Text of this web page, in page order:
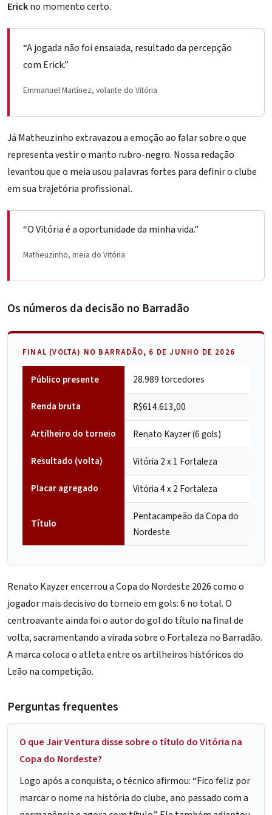
Erickno momento certo.
“A jogada não foi ensaiada, resultado da percepção
com Erick.”
Emmanuel Martínez, volante do Vitória
Já Matheuzinhoextravazou a emoção ao falar sobre o que
representa vestir o manto rubro-negro. Nossa redação
levantou que o meia usou palavras fortes para definir o clube
em sua trajetória profissional.
“O Vitória é a oportunidade da minha vida.”
Matheuzinho, meia do Vitória
Os números da decisão no Barradão
FINAL (VOLTA) NO BARRADÃO, 6 DE JUNHO DE 2026
Público presente
28.989 torcedores
Renda bruta
R$614.613,00
Artilheiro do torneio
Renato Kayzer(6 gols)
Resultado (volta)
Vitória 2 x 1 Fortaleza
Placar agregado
Vitória 4 x 2 Fortaleza
Título
Pentacampeão da Copa do
Nordeste
Renato Kayzerencerrou a Copa do Nordeste 2026 como o
jogador mais decisivo do torneio em gols: 6 no total. O
centroavante ainda foi o autor do gol do título na final de
volta, sacramentando a virada sobre o Fortaleza no Barradão.
A marca coloca o atleta entre os artilheiros históricos do
Leão na competição.
Perguntas frequentes
O que Jair Ventura disse sobre o título do Vitória na
Copa do Nordeste?
Logo após a conquista, o técnico afirmou: “Fico feliz por
marcar o nome na história do clube, ano passado com a